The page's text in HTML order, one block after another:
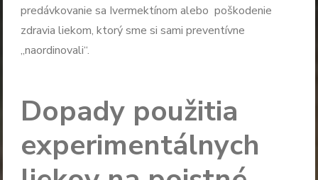
predávkovanie sa Ivermektínom alebo poškodenie
zdravia liekom, ktorý sme si sami preventívne
„naordinovali“.
Dopady použitia
experimentálnych